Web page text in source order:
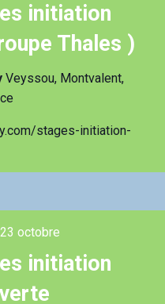
initiation
Thales )
Veyssou, Montvalent,
stages-initiation-
initiation
23 octobre